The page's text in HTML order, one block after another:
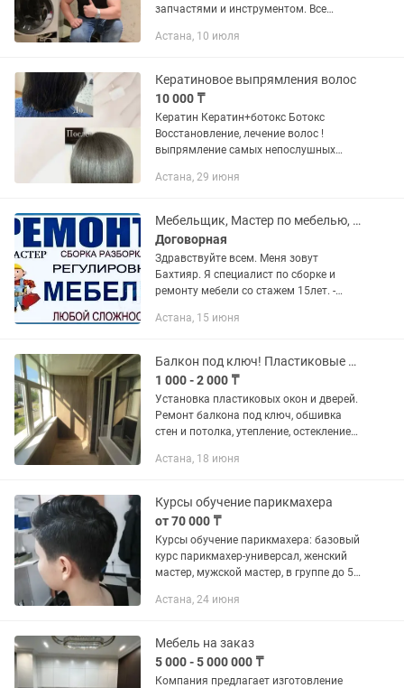
запчастями и инструментом. Все
Каспий ред Рассрочка 12 месяцев
Астана, 10 июля
Кератиновое выпрямления волос
10 000 ₸
Кератин Кератин+ботокс Ботокс
Восстановление, лечение волос !
выпрямление самых непослушных
любыми волосами , мастер со стажем ,
Астана, 29 июня
Мебельщик, Мастер по мебелью, сборка мебели, ремонт мебели КАЧЕСТВЕННО 101%
Договорная
Здравствуйте всем. Меня зовут
Бахтияр. Я специалист по сборке и
ремонту мебели со стажем 15лет. -
ОСНОВНЫЕ НАПРАВЛЕНИЯ: - Сборка и
Астана, 15 июня
Балкон под ключ! Пластиковые окна и двери.
1 000 - 2 000 ₸
Установка пластиковых окон и дверей.
Ремонт балкона под ключ, обшивка
стен и потолка, утепление, остекление
бесплатный Гарантия на все работы 1
Астана, 18 июня
Курсы обучение парикмахера
от 70 000 ₸
Курсы обучение парикмахера: базовый
курс парикмахер-универсал, женский
мастер, мужской мастер, в группе до 5
Оплата наличные, Haluk банк, Каспий
Астана, 24 июня
Мебель на заказ
5 000 - 5 000 000 ₸
Компания предлагает изготовление